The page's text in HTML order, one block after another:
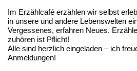
Im Erzählcafé erzählen wir selbst
in unsere und andere Lebenswelten
Vergessenes, erfahren Neues.
zuhören ist Pflicht!
Alle sind herzlich eingeladen – ich
Anmeldungen!